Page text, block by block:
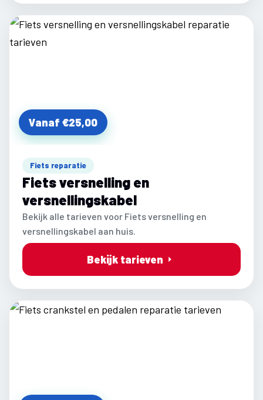
Vanaf €25,00
Fiets reparatie
Fiets versnelling en
versnellingskabel
Bekijk alle tarieven voor Fiets versnelling en
versnellingskabel aan huis.
Bekijk tarieven